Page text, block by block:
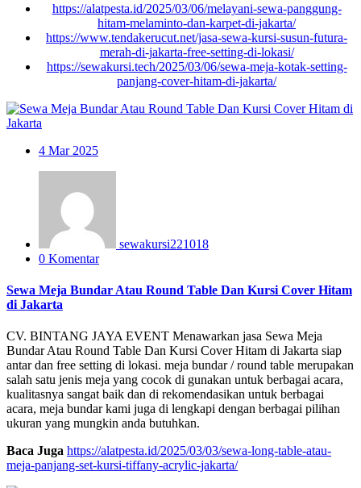
https://alatpesta.id/2025/03/06/melayani-sewa-panggung-
hitam-melaminto-dan-karpet-di-jakarta/
https://www.tendakerucut.net/jasa-sewa-kursi-susun-futura-
merah-di-jakarta-free-setting-di-lokasi/
https://sewakursi.tech/2025/03/06/sewa-meja-kotak-setting-
panjang-cover-hitam-di-jakarta/
4 Mar 2025
sewakursi221018
0 Komentar
Sewa Meja Bundar Atau Round Table Dan Kursi Cover Hitam
di Jakarta
CV. BINTANG JAYA EVENT Menawarkan jasa Sewa Meja
Bundar Atau Round Table Dan Kursi Cover Hitam di Jakarta siap
antar dan free setting di lokasi. meja bundar / round table merupakan
salah satu jenis meja yang cocok di gunakan untuk berbagai acara,
kualitasnya sangat baik dan di rekomendasikan untuk berbagai
acara, meja bundar kami juga di lengkapi dengan berbagai pilihan
ukuran yang mungkin anda butuhkan.
Baca Juga https://alatpesta.id/2025/03/03/sewa-long-table-atau-
meja-panjang-set-kursi-tiffany-acrylic-jakarta/